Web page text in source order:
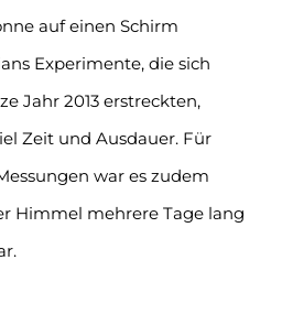
auf einen Schirm
Experimente, die sich
Jahr 2013 erstreckten,
Zeit und Ausdauer. Für
war es zudem
Himmel mehrere Tage lang